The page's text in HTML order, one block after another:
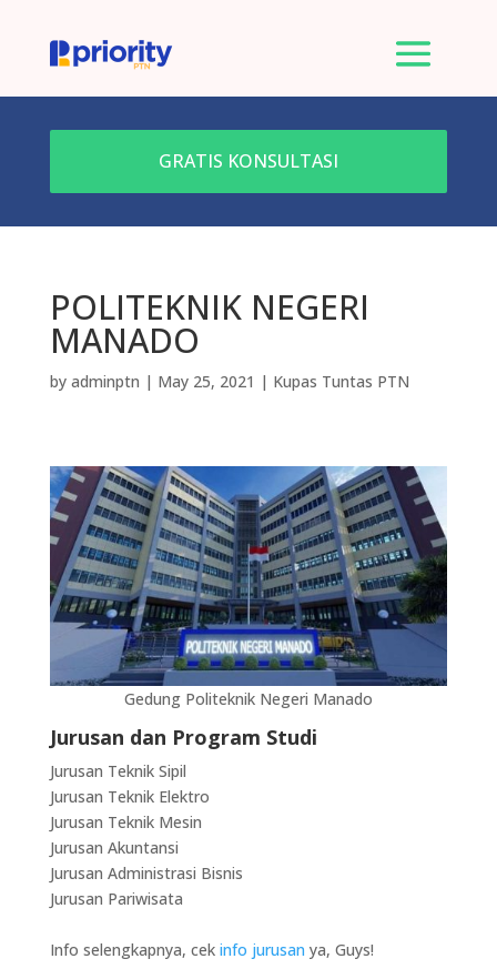
GRATIS KONSULTASI
POLITEKNIK NEGERI
MANADO
by adminptn | May 25, 2021 | Kupas Tuntas PTN
Gedung Politeknik Negeri Manado
Jurusan dan Program Studi
Jurusan Teknik Sipil
Jurusan Teknik Elektro
Jurusan Teknik Mesin
Jurusan Akuntansi
Jurusan Administrasi Bisnis
Jurusan Pariwisata
Info selengkapnya, cek info jurusan ya, Guys!